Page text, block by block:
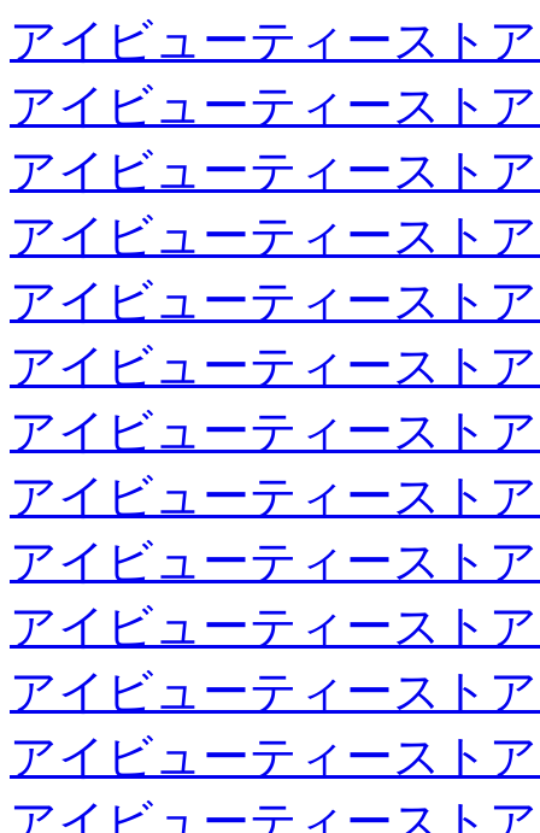
アイビューティースト
アイビューティースト
アイビューティースト
アイビューティースト
アイビューティースト
アイビューティースト
アイビューティースト
アイビューティースト
アイビューティースト
アイビューティースト
アイビューティースト
アイビューティースト
アイビューティースト